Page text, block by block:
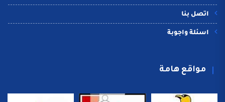
اتصل بنا
اسئلة واجوبة
مواقع هامة